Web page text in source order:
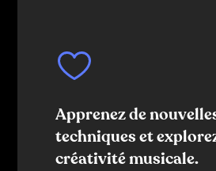
Apprenez de
techniques et
créativité musicale.